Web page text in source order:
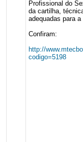
Profissional do
da cartilha,
adequadas para
Confiram:
http://
codigo=5198